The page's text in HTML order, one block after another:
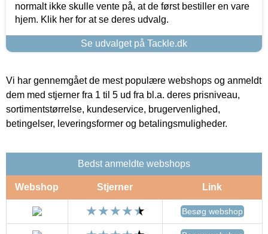
normalt ikke skulle vente på, at de først bestiller en vare
hjem. Klik her for at se deres udvalg.
Se udvalget på Tackle.dk
Vi har gennemgået de mest populære webshops og anmeldt
dem med stjerner fra 1 til 5 ud fra bl.a. deres prisniveau,
sortimentstørrelse, kundeservice, brugervenlighed,
betingelser, leveringsformer og betalingsmuligheder.
Bedst anmeldte webshops
Webshop Stjerner Link
Besøg webshop